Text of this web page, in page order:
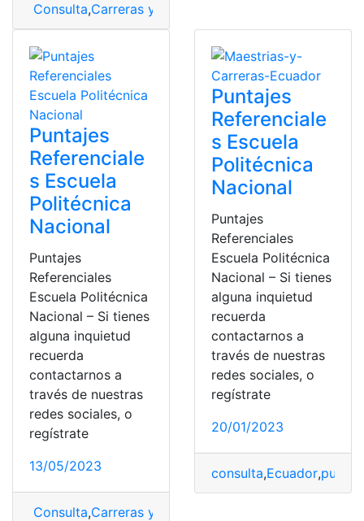
Consulta,Carreras y Puntajes
Puntajes
Referenciale
s Escuela
Politécnica
Nacional
Puntajes
Referenciales
Escuela Politécnica
Nacional – Si tienes
alguna inquietud
recuerda
contactarnos a
través de nuestras
redes sociales, o
regístrate
13/05/2023
Consulta,Carreras y Puntajes
Puntajes
Referenciale
s Escuela
Politécnica
Nacional
Puntajes
Referenciales
Escuela Politécnica
Nacional – Si tienes
alguna inquietud
recuerda
contactarnos a
través de nuestras
redes sociales, o
regístrate
20/01/2023
consulta,Ecuador,